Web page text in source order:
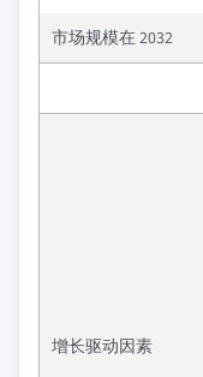
市场规模在 2032
增长驱动因素